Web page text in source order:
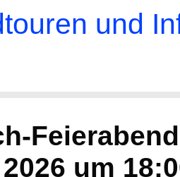
und
um